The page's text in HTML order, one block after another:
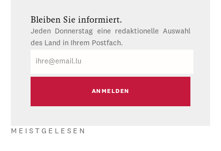
Bleiben Sie informiert.
Jeden Donnerstag eine redaktionelle Auswahl
des Land in Ihrem Postfach.
Mail
MEISTGELESEN